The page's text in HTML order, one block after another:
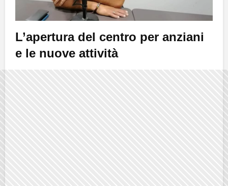
L’apertura del centro per anziani
e le nuove attività